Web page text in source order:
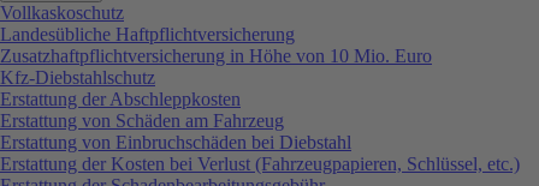
Vollkaskoschutz
Landesübliche Haftpflichtversicherung
Zusatzhaftpflichtversicherung in Höhe von 10 Mio. Euro
Kfz-Diebstahlschutz
Erstattung der Abschleppkosten
Erstattung von Schäden am Fahrzeug
Erstattung von Einbruchschäden bei Diebstahl
Erstattung der Kosten bei Verlust (Fahrzeugpapieren, Schlüssel, etc.)